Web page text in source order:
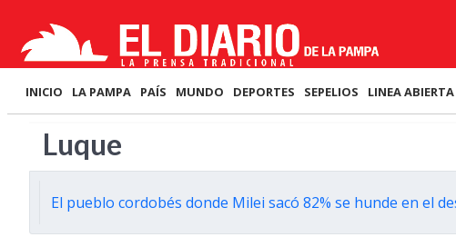
INICIO LA PAMPA PAÍS MUNDO DEPORTES SEPELIOS LINEA ABIERTA
Luque
El pueblo cordobés donde Milei sacó 82% se hunde en el